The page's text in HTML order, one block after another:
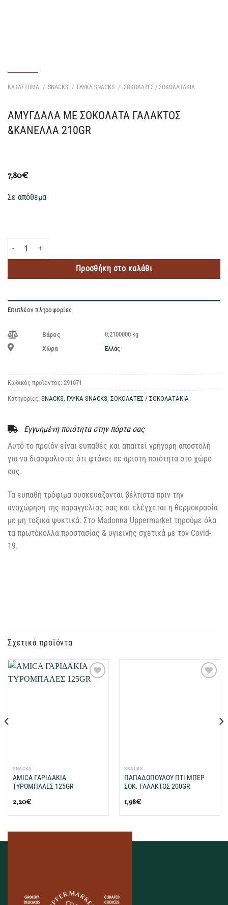
ΚΑΤΑΣΤΗΜΑ / SNACKS / ΓΛΥΚΑ SNACKS / ΣΟΚΟΛΑΤΕΣ / ΣΟΚΟΛΑΤΑΚΙΑ
ΑΜΥΓΔΑΛΑ ΜΕ ΣΟΚΟΛΑΤΑ ΓΑΛΑΚΤΟΣ
&ΚΑΝΕΛΛΑ 210GR
7,80€
Σε απόθεμα
ΑΜΥΓΔΑΛΑ ΜΕ ΣΟΚΟΛΑΤΑ ΓΑΛΑΚΤΟΣ &ΚΑΝΕΛΛΑ 210GR ποσότητα
Προσθήκη στο καλάθι
Επιπλέον πληροφορίες
Βάρος
0,2100000 kg
Χώρα
Ελλάς
Κωδικός προϊόντος: 291671
Κατηγορίες: SNACKS, ΓΛΥΚΑ SNACKS, ΣΟΚΟΛΑΤΕΣ / ΣΟΚΟΛΑΤΑΚΙΑ
Εγγυημένη ποιότητα στην πόρτα σας
Αυτό το προϊόν είναι ευπαθές και απαιτεί γρήγορη αποστολή
για να διασφαλιστεί ότι φτάνει σε άριστη ποιότητα στο χώρο
σας.
Τα ευπαθή τρόφιμα συσκευάζονται βέλτιστα πριν την
αναχώρηση της παραγγελίας σας και ελέγχεται η θερμοκρασία
με μη τοξικά ψυκτικά. Στο Madonna Uppermarket τηρούμε όλα
τα πρωτόκολλα προστασίας & υγιεινής σχετικά με τον Covid-
19.
Σχετικά προϊόντα
SNACKS
AMICA ΓΑΡΙΔΑΚΙΑ
ΤΥΡΟΜΠΑΛΕΣ 125GR
2,20€
SNACKS
ΠΑΠΑΔΟΠΟΥΛΟΥ ΠTI ΜΠEΡ
ΣΟΚ. ΓΑΛΑΚΤΟΣ 200GR
1,98€